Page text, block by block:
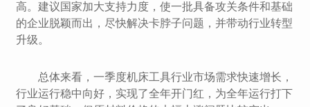
高。建议国家加大支持力度，使一批具备攻关条件和基础
的企业脱颖而出，尽快解决卡脖子问题，并带动行业转型
升级。
总体来看，一季度机床工具行业市场需求快速增长，
行业运行稳中向好，实现了全年开门红，为全年运行打下